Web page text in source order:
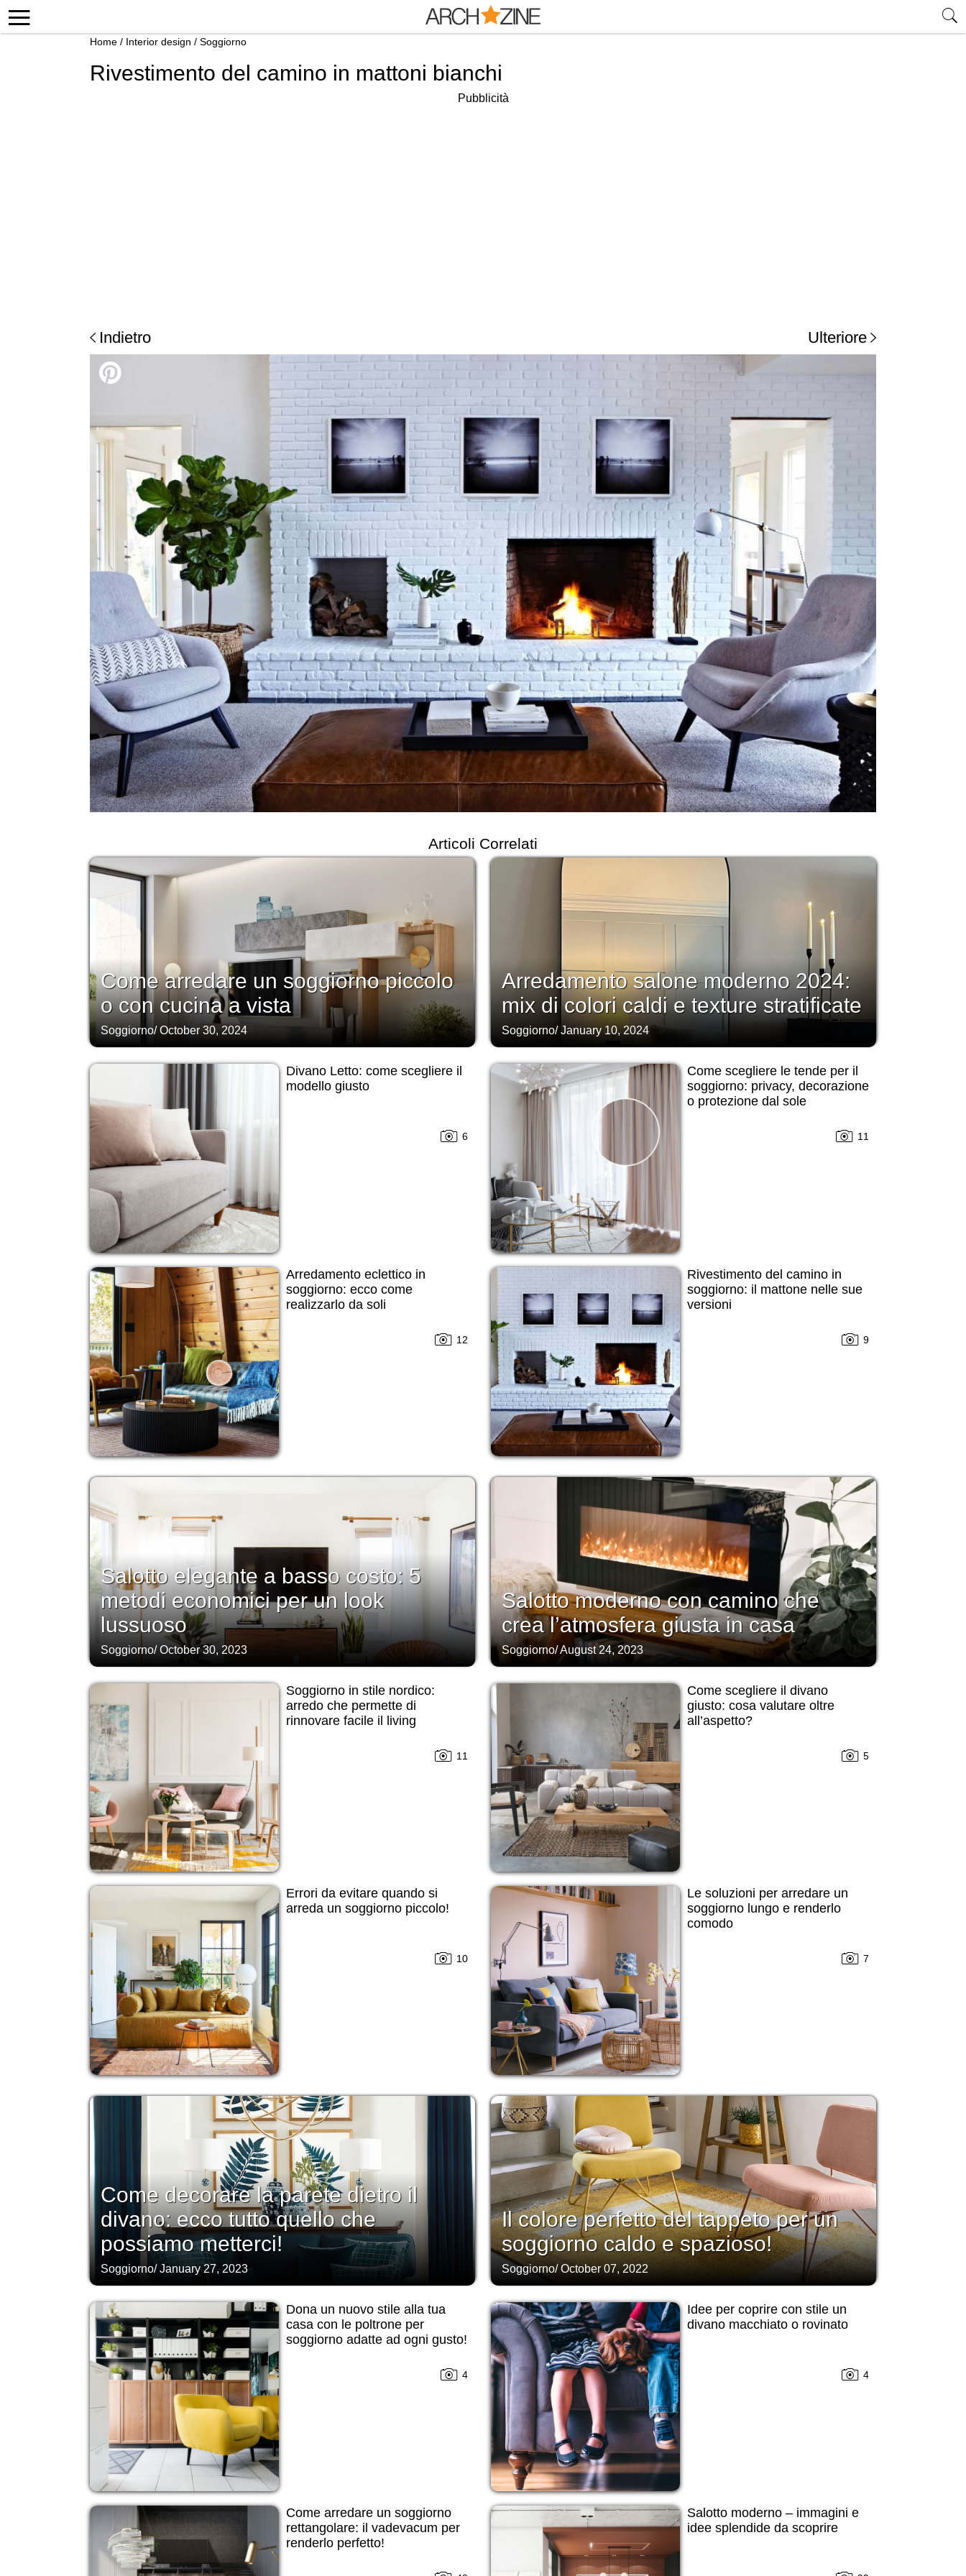
Home / Interior design / Soggiorno
Rivestimento del camino in mattoni bianchi
Pubblicità
Indietro Ulteriore
Articoli Correlati
Come arredare un soggiorno piccolo
o con cucina a vista
Soggiorno/October 30, 2024
Arredamento salone moderno 2024:
mix di colori caldi e texture stratificate
Soggiorno/January 10, 2024
Divano Letto: come scegliere il
modello giusto
6
Come scegliere le tende per il
soggiorno: privacy, decorazione
o protezione dal sole
11
Arredamento eclettico in
soggiorno: ecco come
realizzarlo da soli
12
Rivestimento del camino in
soggiorno: il mattone nelle sue
versioni
9
Salotto elegante a basso costo: 5
metodi economici per un look
lussuoso
Soggiorno/October 30, 2023
Salotto moderno con camino che
crea l’atmosfera giusta in casa
Soggiorno/August 24, 2023
Soggiorno in stile nordico:
arredo che permette di
rinnovare facile il living
11
Come scegliere il divano
giusto: cosa valutare oltre
all’aspetto?
5
Errori da evitare quando si
arreda un soggiorno piccolo!
10
Le soluzioni per arredare un
soggiorno lungo e renderlo
comodo
7
Come decorare la parete dietro il
divano: ecco tutto quello che
possiamo metterci!
Soggiorno/January 27, 2023
Il colore perfetto del tappeto per un
soggiorno caldo e spazioso!
Soggiorno/October 07, 2022
Dona un nuovo stile alla tua
casa con le poltrone per
soggiorno adatte ad ogni gusto!
4
Idee per coprire con stile un
divano macchiato o rovinato
4
Come arredare un soggiorno
rettangolare: il vadevacum per
renderlo perfetto!
Salotto moderno – immagini e
idee splendide da scoprire